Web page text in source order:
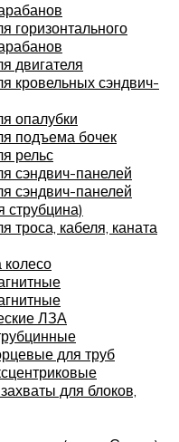
горизонтального
двигателя
кровельных сэндвич-
опалубки
подъема бочек
рельс
сэндвич-панелей
сэндвич-панелей
струбцина)
троса, кабеля, каната
колесо
ЛЗА
для труб
для блоков,